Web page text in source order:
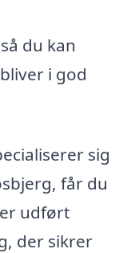
du kan
i god
sig
får du
udført
der sikrer